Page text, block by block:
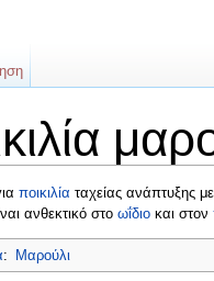
ποικιλία ταχείας ανάπτυξης
ανθεκτικό στο ωΐδιο και στον
: Μαρούλι